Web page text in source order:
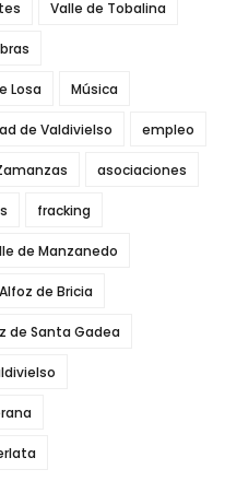
Valle de Tobalina
Losa Música
de Valdivielso empleo
asociaciones
fracking
de Manzanedo
Alfoz de Bricia
de Santa Gadea